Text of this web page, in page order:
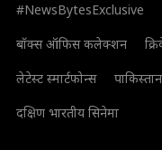
#NewsBytesExclusive
बॉक्स ऑफिस कलेक्शन
लेटेस्ट स्मार्टफोन्स
दक्षिण भारतीय सिनेमा